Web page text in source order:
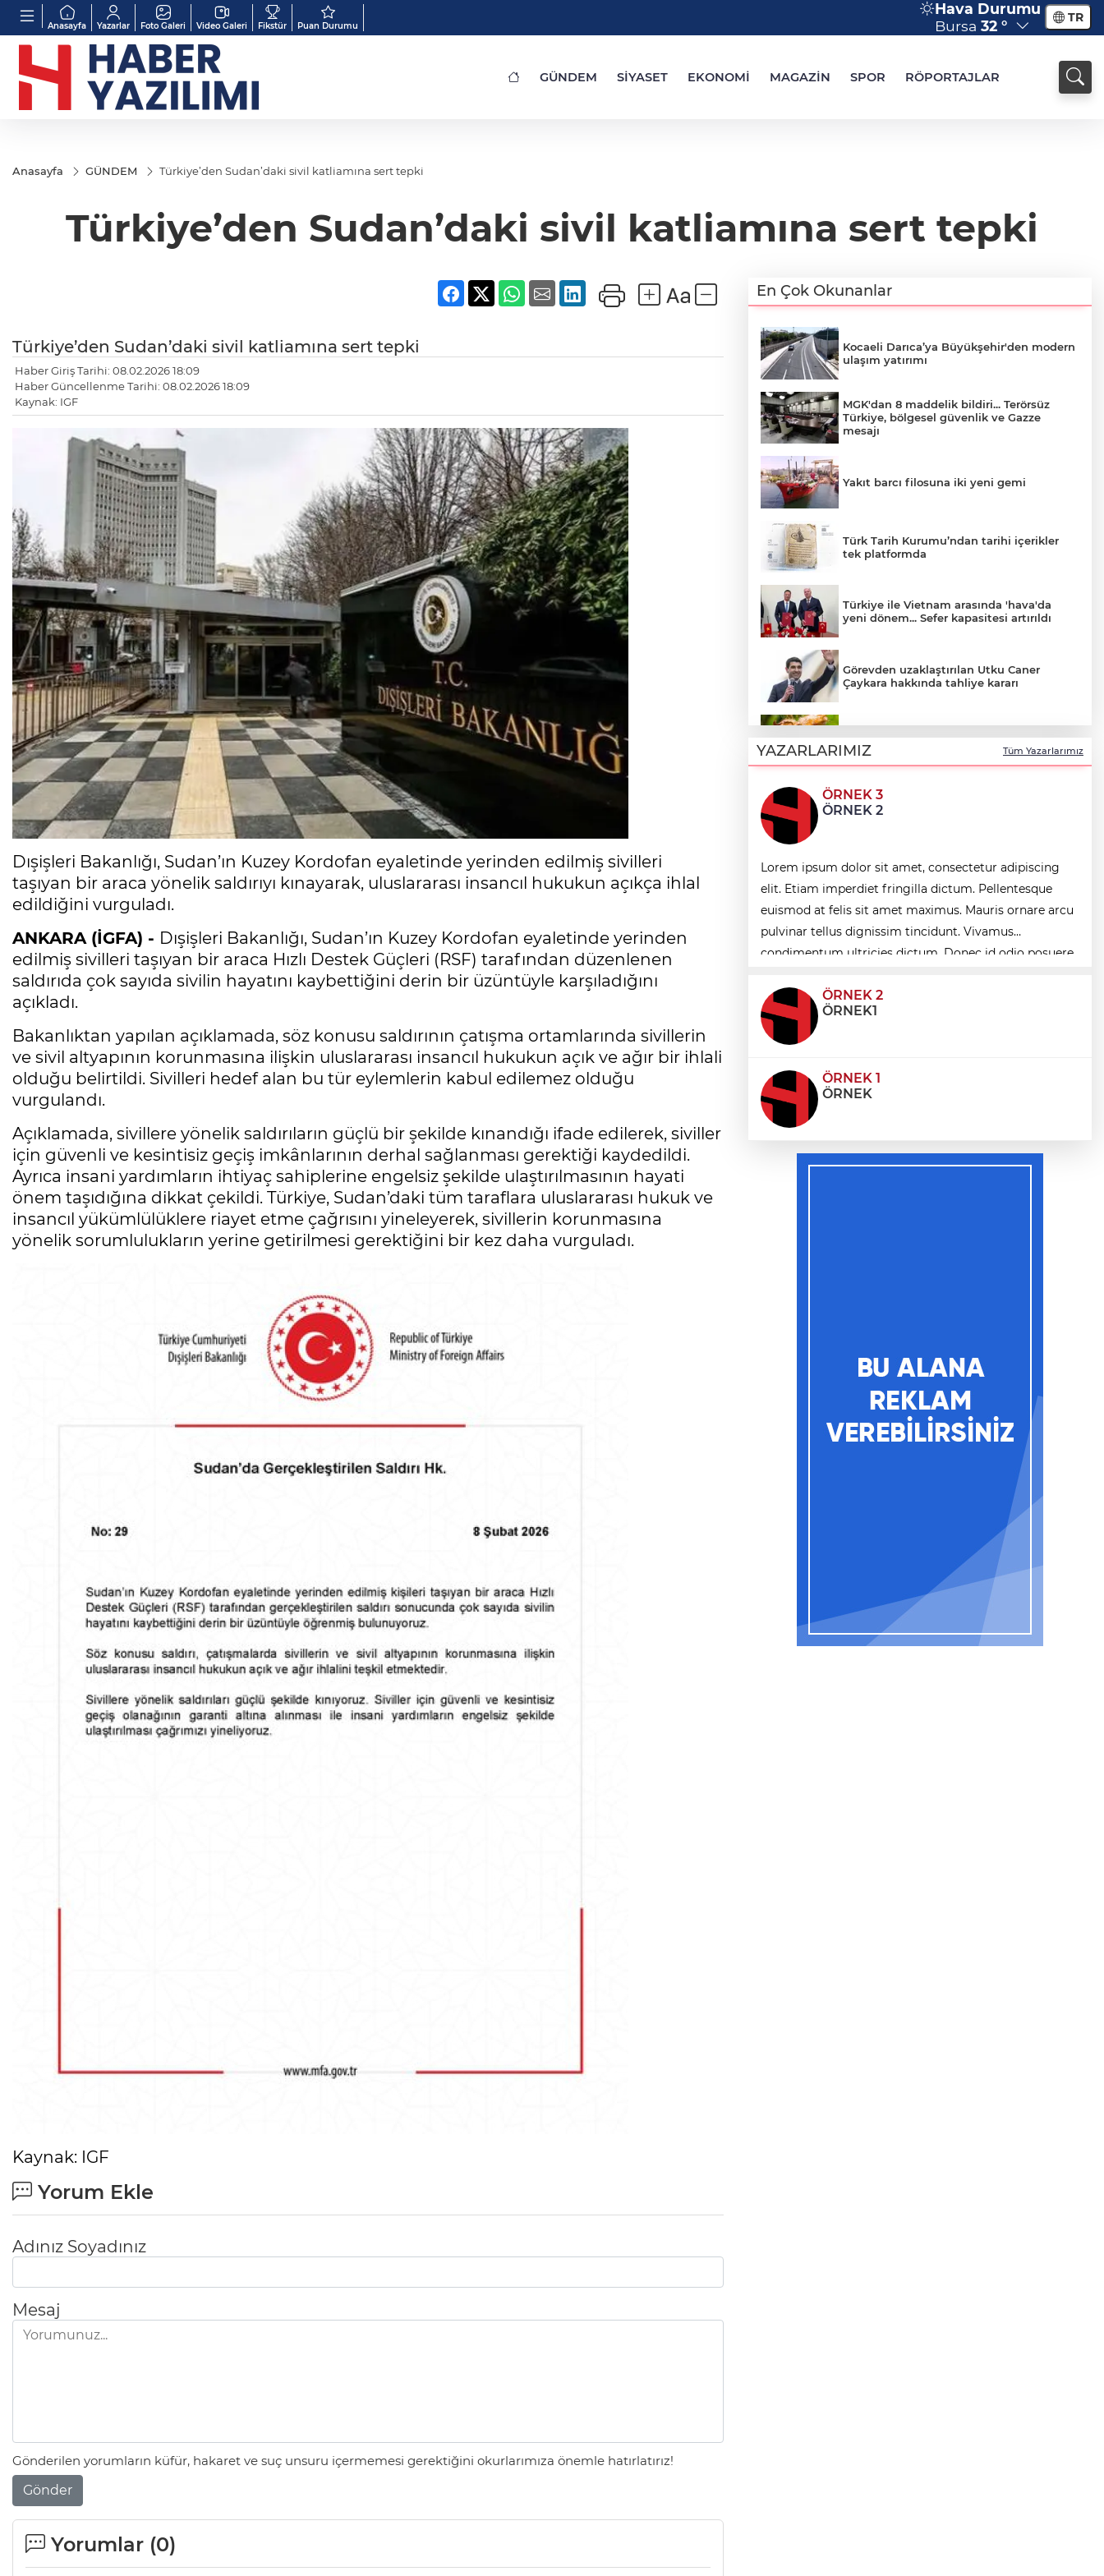
Anasayfa Yazarlar Foto Galeri Video Galeri Fikstür Puan Durumu
Hava Durumu
Bursa 32 ° TR
GÜNDEM SİYASET EKONOMİ MAGAZİN SPOR RÖPORTAJLAR
Anasayfa GÜNDEM Türkiye’den Sudan’daki sivil katliamına sert tepki
Türkiye’den Sudan’daki sivil katliamına sert tepki
Türkiye’den Sudan’daki sivil katliamına sert tepki
Haber Giriş Tarihi: 08.02.2026 18:09
Haber Güncellenme Tarihi: 08.02.2026 18:09
Kaynak: IGF
Dışişleri Bakanlığı, Sudan’ın Kuzey Kordofan eyaletinde yerinden edilmiş sivilleri
taşıyan bir araca yönelik saldırıyı kınayarak, uluslararası insancıl hukukun açıkça ihlal
edildiğini vurguladı.
ANKARA (İGFA) - Dışişleri Bakanlığı, Sudan’ın Kuzey Kordofan eyaletinde yerinden
edilmiş sivilleri taşıyan bir araca Hızlı Destek Güçleri (RSF) tarafından düzenlenen
saldırıda çok sayıda sivilin hayatını kaybettiğini derin bir üzüntüyle karşıladığını
açıkladı.
Bakanlıktan yapılan açıklamada, söz konusu saldırının çatışma ortamlarında sivillerin
ve sivil altyapının korunmasına ilişkin uluslararası insancıl hukukun açık ve ağır bir ihlali
olduğu belirtildi. Sivilleri hedef alan bu tür eylemlerin kabul edilemez olduğu
vurgulandı.
Açıklamada, sivillere yönelik saldırıların güçlü bir şekilde kınandığı ifade edilerek, siviller
için güvenli ve kesintisiz geçiş imkânlarının derhal sağlanması gerektiği kaydedildi.
Ayrıca insani yardımların ihtiyaç sahiplerine engelsiz şekilde ulaştırılmasının hayati
önem taşıdığına dikkat çekildi. Türkiye, Sudan’daki tüm taraflara uluslararası hukuk ve
insancıl yükümlülüklere riayet etme çağrısını yineleyerek, sivillerin korunmasına
yönelik sorumlulukların yerine getirilmesi gerektiğini bir kez daha vurguladı.
Kaynak: IGF
Yorum Ekle
Adınız Soyadınız
Mesaj
Gönderilen yorumların küfür, hakaret ve suç unsuru içermemesi gerektiğini okurlarımıza önemle hatırlatırız!
Gönder
Yorumlar (0)
En Çok Okunanlar
Kocaeli Darıca’ya Büyükşehir'den modern
ulaşım yatırımı
MGK'dan 8 maddelik bildiri... Terörsüz
Türkiye, bölgesel güvenlik ve Gazze
mesajı
Yakıt barcı filosuna iki yeni gemi
Türk Tarih Kurumu’ndan tarihi içerikler
tek platformda
Türkiye ile Vietnam arasında 'hava'da
yeni dönem... Sefer kapasitesi artırıldı
Görevden uzaklaştırılan Utku Caner
Çaykara hakkında tahliye kararı
Ağustos'ta başlıyor
6 yıl önceki kaçak avın failleri tespit
edildi! 5 yaban keçisi için ceza uygulandı
Carettalar yeni sezona hırslı başladı
Balıkesir'de Kepsut’a Kent Lokantası ve
altyapı desteği
YAZARLARIMIZ Tüm Yazarlarımız
ÖRNEK 3
ÖRNEK 2
Lorem ipsum dolor sit amet, consectetur adipiscing
elit. Etiam imperdiet fringilla dictum. Pellentesque
euismod at felis sit amet maximus. Mauris ornare arcu
pulvinar tellus dignissim tincidunt. Vivamus
condimentum ultricies dictum. Donec id odio posuere,
ÖRNEK 2
ÖRNEK1
ÖRNEK 1
ÖRNEK